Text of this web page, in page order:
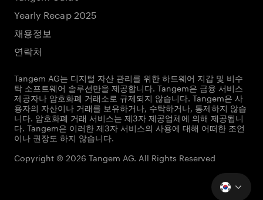
Yearly Recap 2025
채용정보
연락처
Tangem AG는 디지털 자산 관리를 위한 하드웨어 지갑 및 비수
탁 소프트웨어 솔루션만을 제공합니다. Tangem은 금융 서비스
제공자나 암호화폐 거래소로 규제되지 않습니다. Tangem은 사
용자의 자산이나 거래를 보유하거나, 수탁하거나, 통제하지 않습
니다. 암호화폐 거래 서비스는 제3자 제공업체에 의해 제공됩니
다. Tangem은 이러한 제3자 서비스의 사용에 대해 어떠한 조언
이나 권장도 하지 않습니다.